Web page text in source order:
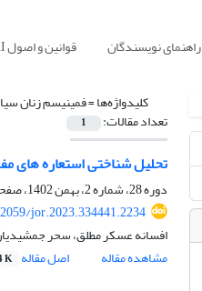
راهنمای نویسندگان قوانین و اصول AI
کلیدواژه‌ها =فمینیسم زنان
تعداد مقالات: 1
تحلیل شناختی استعاره های
دوره 28، شماره 2، بهمن 1402، صفحه
jor.2023.334441.2234
افسانه عسکر مطلق، سحر
مشاهده مقاله
اصل مقاله K